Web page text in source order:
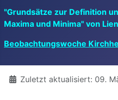
"Grundsätze zur Definition
Maxima und Minima" von
Beobachtungswoche
DetailsZuletzt aktualisiert: 09.